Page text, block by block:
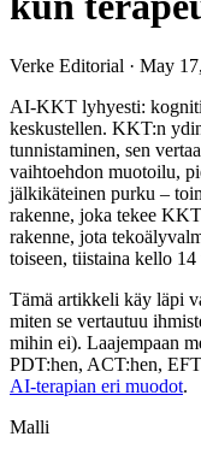
Verke Editorial · May
AI-KKT lyhyesti:
keskustellen. KKT:n
tunnistaminen, sen
vaihtoehdon muotoilu,
jälkikäteinen purku –
rakenne, joka tekee
rakenne, jota
toiseen, tiistaina kello
Tämä artikkeli käy läpi
miten se vertautuu
mihin ei). Laajempaan
PDT:hen, ACT:hen,
AI-terapian eri muodot.
Malli